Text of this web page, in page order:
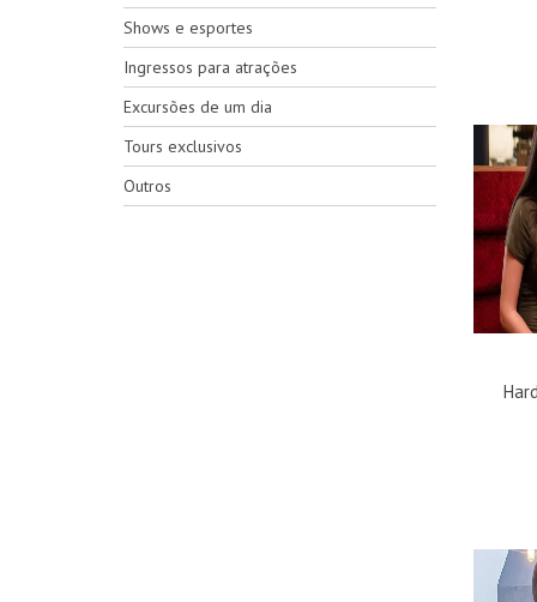
Shows e esportes
Ingressos para atrações
Excursões de um dia
Tours exclusivos
Outros